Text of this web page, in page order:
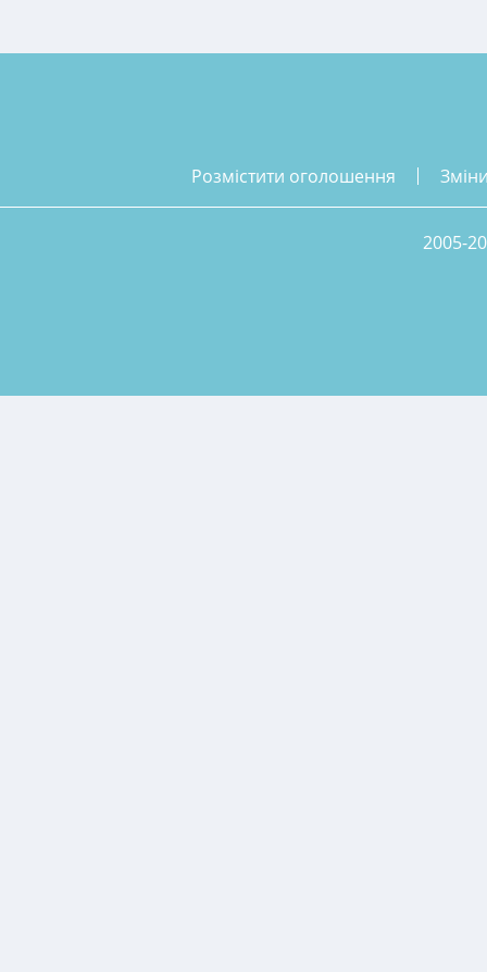
розмістити оголошення
2005-